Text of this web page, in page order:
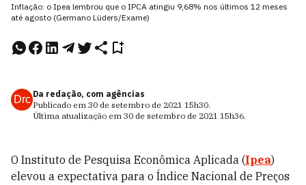
Inflação: o Ipea lembrou que o IPCA atingiu 9,68% nos últimos 12 meses
até agosto (Germano Lüders/Exame)
Drc Da redação, com agências
Publicado em 30 de setembro de 2021 15h30.
Última atualização em 30 de setembro de 2021 15h36.
O Instituto de Pesquisa Econômica Aplicada (Ipea)
elevou a expectativa para o Índice Nacional de Preços